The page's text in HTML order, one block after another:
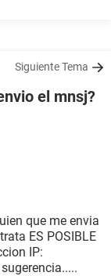
Siguiente Tema
el mnsj?
que me envia
ES POSIBLE
IP: